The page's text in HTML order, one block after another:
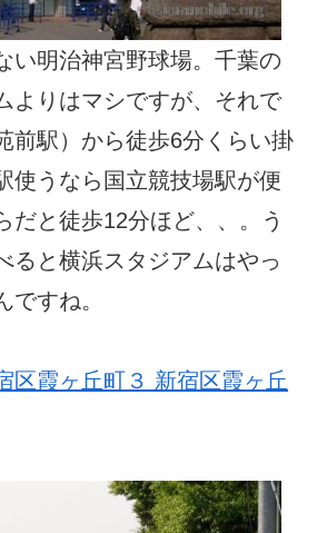
い明治神宮野球場。千葉の
よりはマシですが、それで
前駅）から徒歩6分くらい掛
使うなら国立競技場駅が便
だと徒歩12分ほど、、。う
ると横浜スタジアムはやっ
ですね。
区霞ヶ丘町３ 新宿区霞ヶ丘